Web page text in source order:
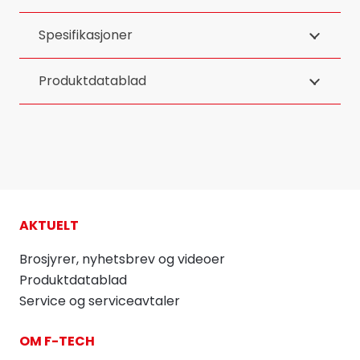
Spesifikasjoner
Produktdatablad
AKTUELT
Brosjyrer, nyhetsbrev og videoer
Produktdatablad
Service og serviceavtaler
OM F-TECH